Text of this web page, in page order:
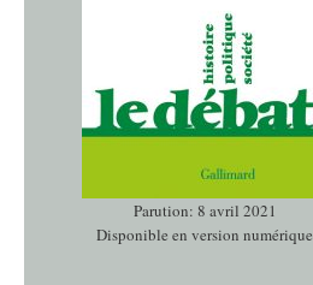
Parution: 8 avril 2021
Disponible en version numérique